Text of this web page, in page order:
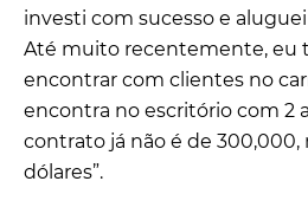
investi com sucesso e
Até muito recentemente, eu
encontrar com clientes no
encontra no escritório com 2
contrato já não é de 300,000,
dólares”.